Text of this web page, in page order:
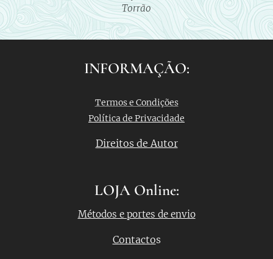
Torrão
INFORMAÇÃO:
Termos e Condições
Política de Privacidade
Direitos de Autor
LOJA Online:
Métodos e portes de envio
Contactos